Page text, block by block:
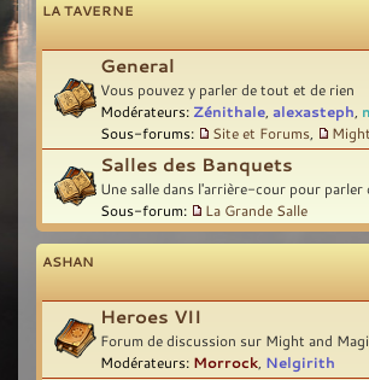
LA TAVERNE
General
Vous pouvez y parler de tout et de rien
Modérateurs: Zénithale alexasteph
Sous-forums:
Site et Forums
Salles des Banquets
Une salle dans l'arrière-cour pour
Sous-forum:
La Grande Salle
ASHAN
Heroes VII
Forum de discussion sur Might and
Modérateurs: Morrock Nelgirith